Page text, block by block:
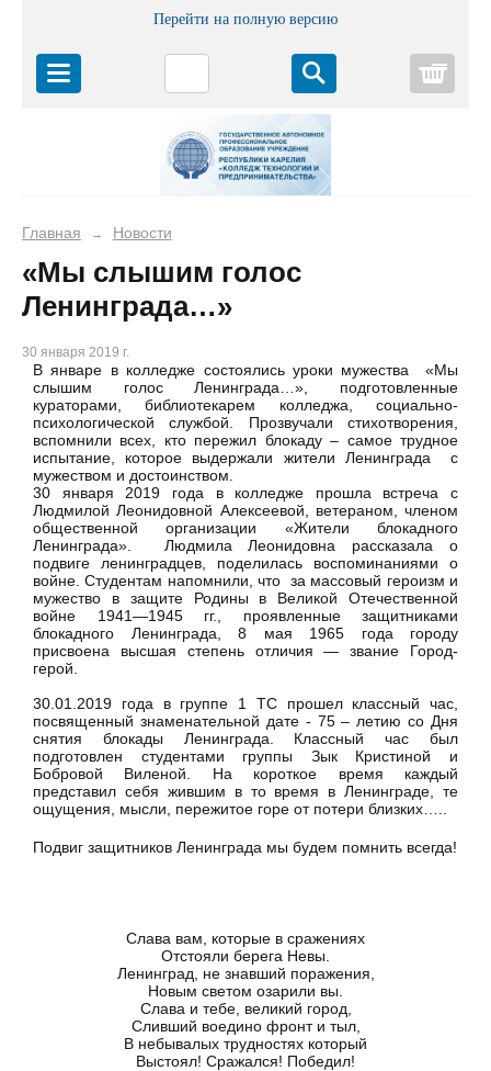
Перейти на полную версию
Главная → Новости
«Мы слышим голос
Ленинграда…»
30 января 2019 г.
В январе в колледже состоялись уроки мужества «Мы
слышим голос Ленинграда…», подготовленные
кураторами, библиотекарем колледжа, социально-
психологической службой. Прозвучали стихотворения,
вспомнили всех, кто пережил блокаду – самое трудное
испытание, которое выдержали жители Ленинграда с
мужеством и достоинством.
30 января 2019 года в колледже прошла встреча с
Людмилой Леонидовной Алексеевой, ветераном, членом
общественной организации «Жители блокадного
Ленинграда». Людмила Леонидовна рассказала о
подвиге ленинградцев, поделилась воспоминаниями о
войне. Студентам напомнили, что за массовый героизм и
мужество в защите Родины в Великой Отечественной
войне 1941—1945 гг., проявленные защитниками
блокадного Ленинграда, 8 мая 1965 года городу
присвоена высшая степень отличия — звание Город-
герой.
30.01.2019 года в группе 1 ТС прошел классный час,
посвященный знаменательной дате - 75 – летию со Дня
снятия блокады Ленинграда. Классный час был
подготовлен студентами группы Зык Кристиной и
Бобровой Виленой. На короткое время каждый
представил себя жившим в то время в Ленинграде, те
ощущения, мысли, пережитое горе от потери близких…..
Подвиг защитников Ленинграда мы будем помнить всегда!
Слава вам, которые в сражениях
Отстояли берега Невы.
Ленинград, не знавший поражения,
Новым светом озарили вы.
Слава и тебе, великий город,
Сливший воедино фронт и тыл,
В небывалых трудностях который
Выстоял! Сражался! Победил!